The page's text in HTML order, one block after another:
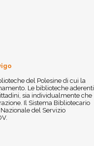
del Polesine di cui la
Le biblioteche aderenti
sia individualmente che
Il Sistema Bibliotecario
del Servizio